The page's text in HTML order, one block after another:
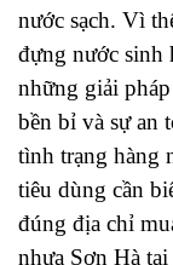
nước sạch. Vì
đựng nước sinh
những giải
bền bỉ và sự an
tình trạng hàng
tiêu dùng cần
đúng địa chỉ
nhựa Sơn Hà